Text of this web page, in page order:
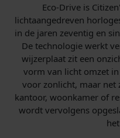
Eco-Drive is
lichtaangedreven
in de jaren zeventig en
De technologie werkt
wijzerplaat zit een
vorm van licht omzet
voor zonlicht, maar net
kantoor, woonkamer of
wordt vervolgens